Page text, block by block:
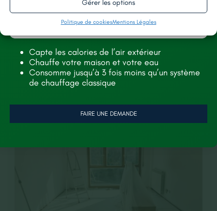
Gérer les options
Politique de cookiesMentions Légales
Peinture intérieure
Capte les calories de l’air extérieur
Chauffe votre maison et votre eau
Consomme jusqu’à 3 fois moins qu’un système
de chauffage classique
FAIRE UNE DEMANDE